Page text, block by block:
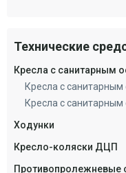
Технические
Кресла с санитарным
Кресла с
Кресла с
Ходунки
Кресло-коляски ДЦП
Противопролежневые